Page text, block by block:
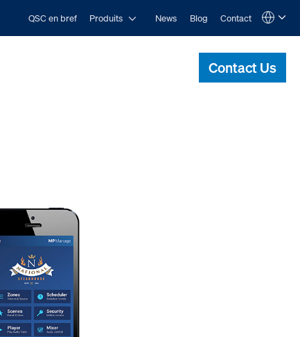
QSC en bref Produits Open Produits
News Blog Contact
India (English)
Contact Us